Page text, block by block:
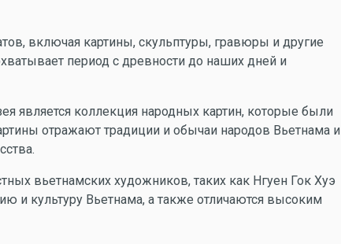
включая картины, скульптуры, гравюры и другие
период с древности до наших дней и
является коллекция народных картин, которые были
отражают традиции и обычаи народов Вьетнама и
вьетнамских художников, таких как Нгуен Гок Хуэ
и культуру Вьетнама, а также отличаются высоким